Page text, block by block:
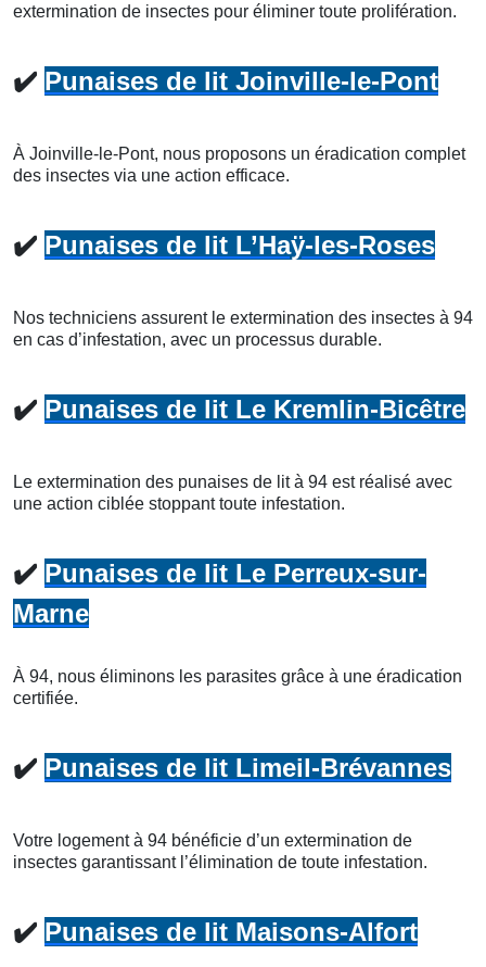
extermination de insectes pour éliminer toute prolifération.
✔️ Punaises de lit Joinville-le-Pont
À Joinville-le-Pont, nous proposons un éradication complet
des insectes via une action efficace.
✔️ Punaises de lit L’Haÿ-les-Roses
Nos techniciens assurent le extermination des insectes à 94
en cas d’infestation, avec un processus durable.
✔️ Punaises de lit Le Kremlin-Bicêtre
Le extermination des punaises de lit à 94 est réalisé avec
une action ciblée stoppant toute infestation.
✔️ Punaises de lit Le Perreux-sur-
Marne
À 94, nous éliminons les parasites grâce à une éradication
certifiée.
✔️ Punaises de lit Limeil-Brévannes
Votre logement à 94 bénéficie d’un extermination de
insectes garantissant l’élimination de toute infestation.
✔️ Punaises de lit Maisons-Alfort